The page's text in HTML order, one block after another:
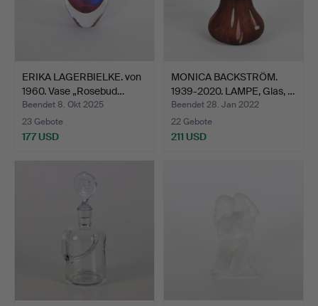
ERIKA LAGERBIELKE. von
1960. Vase „Rosebud…
Beendet 8. Okt 2025
23 Gebote
177 USD
MONICA BACKSTRÖM.
1939-2020. LAMPE, Glas, …
Beendet 28. Jan 2022
22 Gebote
211 USD